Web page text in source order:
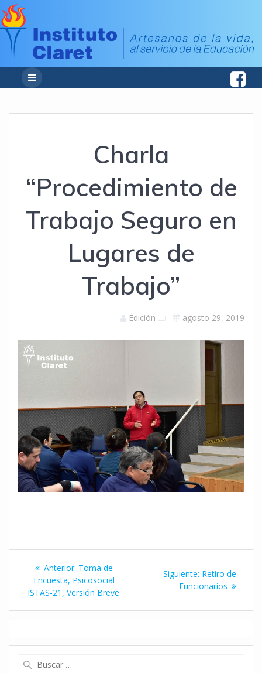
Charla
“Procedimiento de
Trabajo Seguro en
Lugares de
Trabajo”
Edición agosto 29, 2019
Navegación
de
entradas
Anterior: Entrada
anterior:
Toma de
Encuesta, Psicosocial
ISTAS-21, Versión Breve.
Siguiente: Siguiente
entrada:
Retiro de
Funcionarios